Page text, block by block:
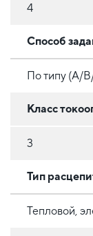
4
Способ
По типу (A/
Класс
3
Тип
Тепловой,